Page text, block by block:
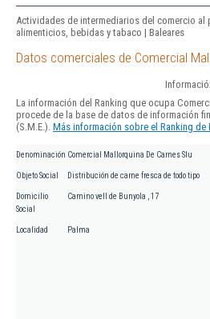
Actividades de intermediarios del comercio
alimenticios, bebidas y tabaco | Baleares
Datos comerciales de Comercial
La información del Ranking que ocupa
procede de la base de datos de información
(S.M.E.). Más información sobre el Ranking de
Denominación Comercial Mallorquina De Carnes Slu
Objeto Social Distribución de carne fresca de todo tipo
Domicilio
Social
Camino vell de Bunyola , 17
Localidad Palma